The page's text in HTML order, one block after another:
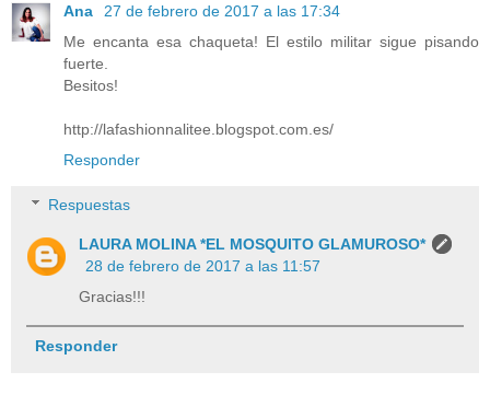
Ana
27 de febrero de 2017 a las 17:34
Me encanta esa chaqueta! El estilo militar sigue pisando
fuerte.
Besitos!
http://lafashionnalitee.blogspot.com.es/
Responder
Respuestas
LAURA MOLINA *EL MOSQUITO GLAMUROSO*
28 de febrero de 2017 a las 11:57
Gracias!!!
Responder